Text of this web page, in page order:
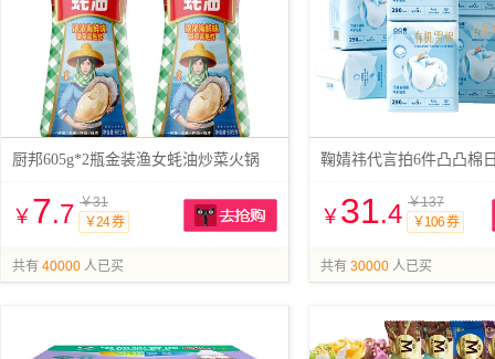
厨邦605g*2瓶金装渔女蚝油炒菜火锅
￥ 7.7 ￥31
￥24 券
共有 40000 人已买
￥ 31.4 ￥137
￥106 券
共有 30000 人已买